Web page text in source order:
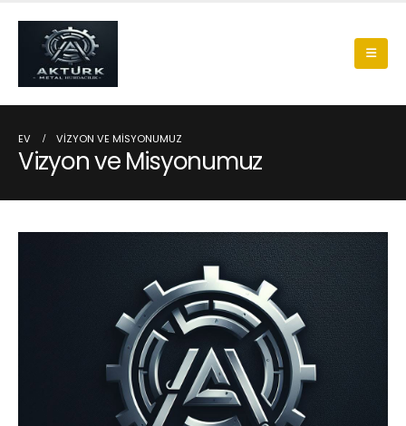
EV VIZYON VE MISYONUMUZ
Vizyon ve Misyonumuz